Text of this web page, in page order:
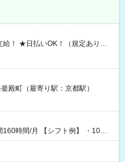
事後はコンビニATMから 日払
殿町（最寄り駅：京都駅）
フト例】 ・10：